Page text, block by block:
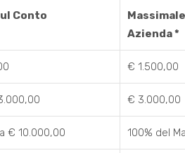
Conto
Azienda *
€ 1.500,00
€ 3.000,00
€ 10.000,00 100% del